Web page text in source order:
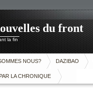
du front
la fin
NOUS? DAZIBAO
LA CHRONIQUE